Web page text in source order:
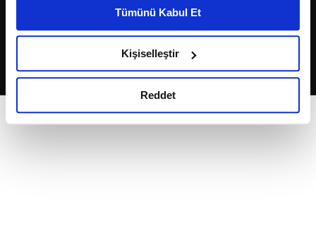
Metnimizi ziyaret edebilirsiniz.
6698 sayılı Kişisel Verilerin Korunması Kanunu uyarınca
okumak ve sitemizi ziyaretiniz kapsamında
gerçekleştirilen veri işleme faaliyetleri ile ilgili daha
detaylı bilgi almak için lütfentıklayınız.
Tümünü Kabul Et
Kişiselleştir
Reddet
2026Fikriyat. Tüm hakları saklıdır.